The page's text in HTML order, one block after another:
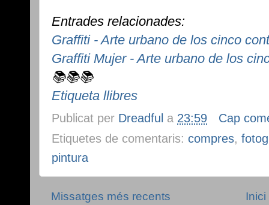
Entrades relacionades:
Graffiti - Arte urbano de los cinco
Graffiti Mujer - Arte urbano de los
📚📚📚
Etiqueta llibres
Publicat per Dreadful a 23:59
Cap
Etiquetes de comentaris: compres,
pintura
Missatges més recents Inici